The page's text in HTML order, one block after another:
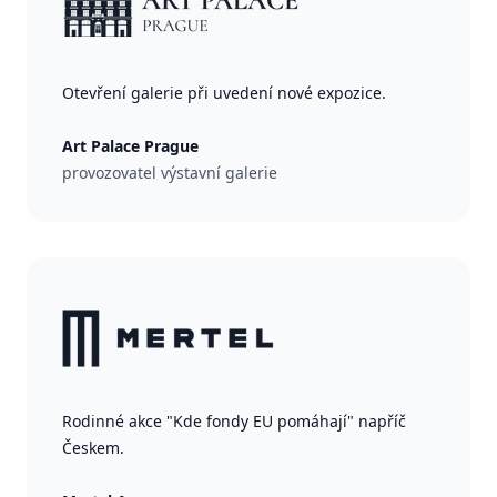
Otevření galerie při uvedení nové expozice.
Art Palace Prague
provozovatel výstavní galerie
Rodinné akce "Kde fondy EU pomáhají" napříč
Českem.